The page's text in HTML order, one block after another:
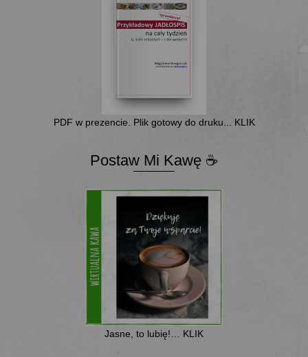
PDF w prezencie. Plik gotowy do druku... KLIK
Postaw Mi Kawę ☕
Jasne, to lubię!… KLIK